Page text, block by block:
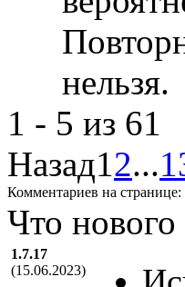
нельзя.
1 - 5 из 61
Назад12...
Комментариев на странице:
Что нового
1.7.17
(15.06.2023)